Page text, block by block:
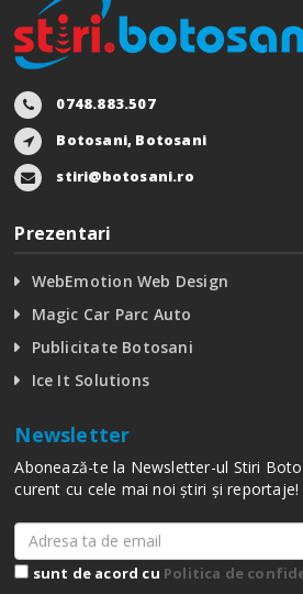
0748.883.507
Botosani, Botosani
stiri@botosani.ro
Prezentari
WebEmotion Web Design
Magic Car Parc Auto
Publicitate Botosani
Ice It Solutions
Newsletter
Abonează-te la Newsletter-ul Stiri
curent cu cele mai noi știri și reportaje!
sunt de acord cu Politica de